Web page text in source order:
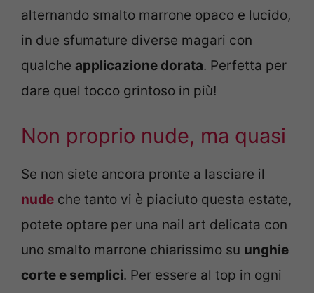
alternando smalto marrone opaco e lucido,
in due sfumature diverse magari con
qualche applicazione dorata. Perfetta per
dare quel tocco grintoso in più!
Non proprio nude, ma quasi
Se non siete ancora pronte a lasciare il
nude che tanto vi è piaciuto questa estate,
potete optare per una nail art delicata con
uno smalto marrone chiarissimo su unghie
corte e semplici. Per essere al top in ogni